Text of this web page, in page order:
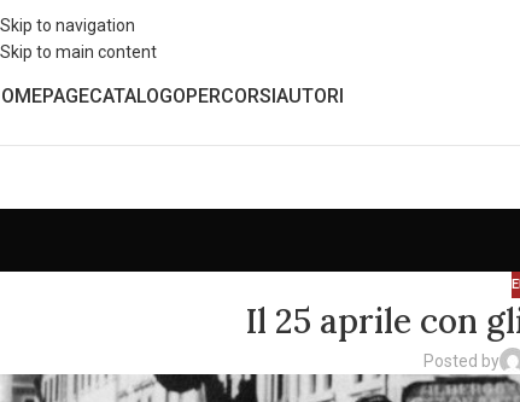
Skip to navigation
Skip to main content
CATALOGOPERCORSIAUTORI
Il 25 aprile con
Posted by